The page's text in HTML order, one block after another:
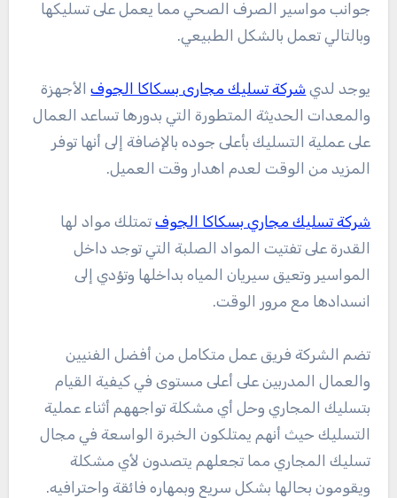
جوانب مواسير الصرف الصحي مما يعمل على تسليكها
وبالتالي تعمل بالشكل الطبيعي.
يوجد لدي شركة تسليك مجارى بسكاكا الجوفالأجهزة
والمعدات الحديثة المتطورة التي بدورها تساعد العمال
على عملية التسليك بأعلى جوده بالإضافة إلى أنها توفر
المزيد من الوقت لعدم اهدار وقت العميل.
شركة تسليك مجاري بسكاكا الجوفتمتلك مواد لها
القدرة على تفتيت المواد الصلبة التي توجد داخل
المواسير وتعيق سيريان المياه بداخلها وتؤدي إلى
انسدادها مع مرور الوقت.
تضم الشركة فريق عمل متكامل من أفضل الفنيين
والعمال المدربين على أعلى مستوى في كيفية القيام
بتسليك المجاري وحل أي مشكلة تواجههم أثناء عملية
التسليك حيث أنهم يمتلكون الخبرة الواسعة في مجال
تسليك المجاري مما تجعلهم يتصدون لأي مشكلة
ويقومون بحالها بشكل سريع وبمهاره فائقة واحترافيه.